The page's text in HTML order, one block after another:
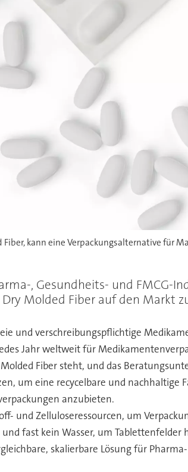
Fiber, kann eine Verpackungsalternative für
, Gesundheits- und FMCG-
Molded Fiber auf den Markt
und verschreibungspflichtige
Jahr weltweit für
Fiber steht, und das
um eine recycelbare und
anzubieten.
und Zelluloseressourcen, um
fast kein Wasser, um
skalierbare Lösung für